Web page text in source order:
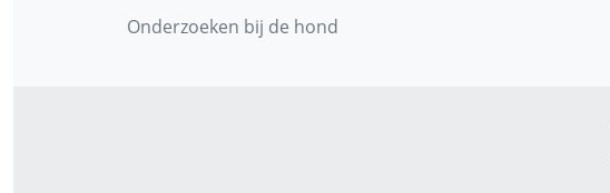
Onderzoeken bij de hond